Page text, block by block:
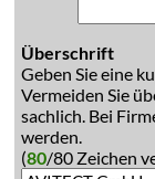
Überschrift
Geben Sie eine
Vermeiden Sie
sachlich. Bei
werden.
(80/80 Zeichen